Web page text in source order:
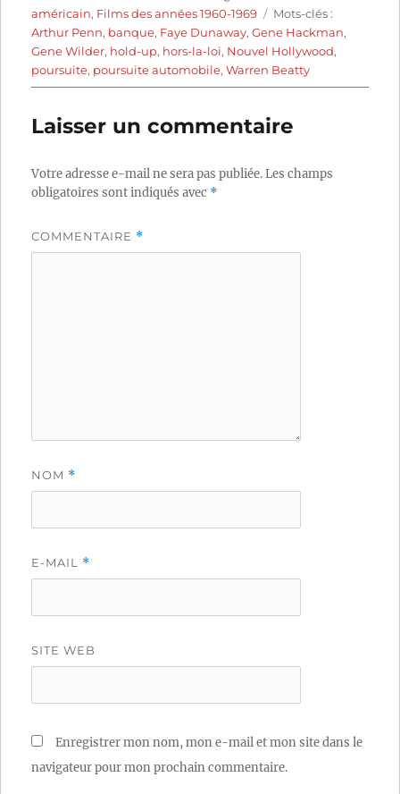
le
américain, Films des années 1960-1969 Étiquettes
Mots-clés :
Arthur Penn, banque, Faye Dunaway,Gene Hackman,
Gene Wilder, hold-up, hors-la-loi, Nouvel Hollywood,
poursuite, poursuite automobile,Warren Beatty
Laisser un commentaire
Votre adresse e-mail ne sera pas publiée.Les champs
obligatoires sont indiqués avec *
COMMENTAIRE *
NOM *
E-MAIL *
SITE WEB
Enregistrer mon nom, mon e-mail et mon site dans le
navigateur pour mon prochain commentaire.